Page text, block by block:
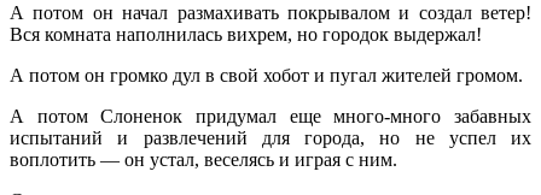
А потом он начал размахивать покрывалом и создал ветер!
Вся комната наполнилась вихрем, но городок выдержал!
А потом он громко дул в свой хобот и пугал жителей громом.
А потом Слоненок придумал еще много-много забавных
испытаний и развлечений для города, но не успел их
воплотить — он устал, веселясь и играя с ним.